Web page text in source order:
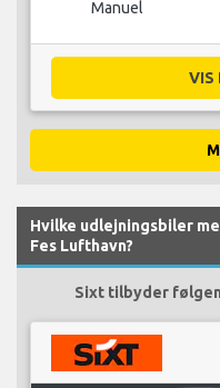
Manuel
VIS
Hvilke udlejningsbiler
Fes Lufthavn?
Sixt tilbyder